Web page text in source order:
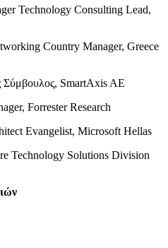
Technology Consulting Lead,
Country Manager, Greece
Σύμβουλος, SmartAxis AE
Forrester Research
Evangelist, Microsoft Hellas
Technology Solutions Division